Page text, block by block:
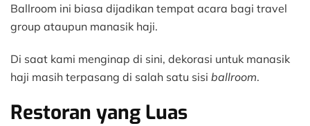
Ballroom ini biasa dijadikan tempat acara bagi travel
group ataupun manasik haji.
Di saat kami menginap di sini, dekorasi untuk manasik
haji masih terpasang di salah satu sisi ballroom.
Restoran yang Luas